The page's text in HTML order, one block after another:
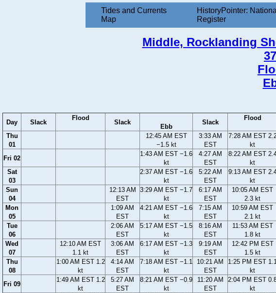
Tides and Currents
Map
HistoryPointer:
Register
Middle, Rocklanding
Day Slack
Flood
Slack
Ebb
Slack
Flood
Thu
01
12:45 AM EST
−1.5 kt
3:33 AM
EST
7:28 AM EST
kt
Fri 02
1:43 AM EST −1.6
kt
4:27 AM
EST
8:22 AM EST
kt
Sat
03
2:37 AM EST −1.6
kt
5:22 AM
EST
9:13 AM EST
kt
Sun
04
12:13 AM
EST
3:29 AM EST −1.7
kt
6:17 AM
EST
10:05 AM EST
2.3 kt
Mon
05
1:09 AM
EST
4:21 AM EST −1.6
kt
7:15 AM
EST
10:59 AM EST
2.1 kt
Tue
06
2:06 AM
EST
5:17 AM EST −1.5
kt
8:16 AM
EST
11:53 AM EST
1.8 kt
Wed
07
12:10 AM EST
1.1 kt
3:06 AM
EST
6:17 AM EST −1.3
kt
9:19 AM
EST
12:42 PM EST
1.5 kt
Thu
08
1:00 AM EST 1.2
kt
4:14 AM
EST
7:18 AM EST −1.1
kt
10:21 AM
EST
1:25 PM EST
kt
Fri 09
1:49 AM EST 1.2
kt
5:27 AM
EST
8:21 AM EST −0.9
kt
11:20 AM
EST
2:04 PM EST
kt